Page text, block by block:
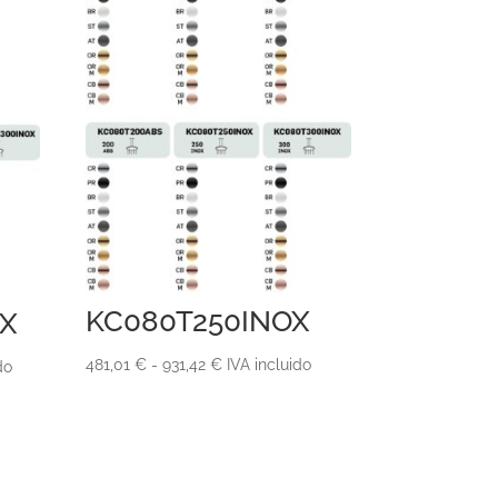
KC080T250INOX
481,01 € - 931,42 €Rango
IVA incluido